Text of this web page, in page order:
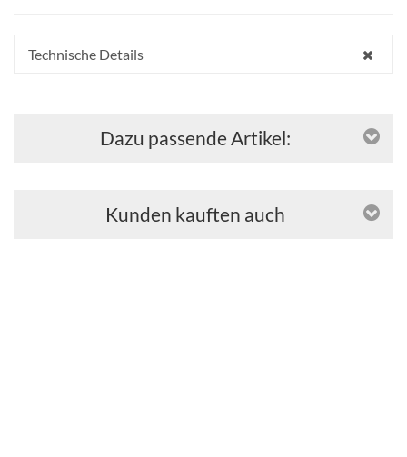
Technische Details
Dazu passende Artikel:
Kunden kauften auch